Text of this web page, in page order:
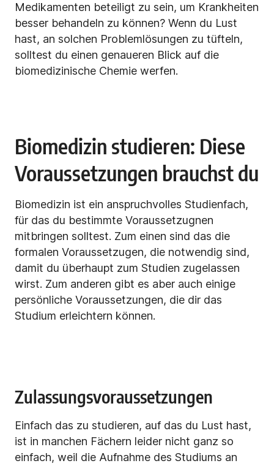
Medikamenten beteiligt zu sein, um Krankheiten
besser behandeln zu können? Wenn du Lust
hast, an solchen Problemlösungen zu tüfteln,
solltest du einen genaueren Blick auf die
biomedizinische Chemie werfen.
Biomedizin studieren: Diese
Voraussetzungen brauchst du
Biomedizin ist ein anspruchvolles Studienfach,
für das du bestimmte Voraussetzugnen
mitbringen solltest. Zum einen sind das die
formalen Voraussetzugen, die notwendig sind,
damit du überhaupt zum Studien zugelassen
wirst. Zum anderen gibt es aber auch einige
persönliche Voraussetzungen, die dir das
Studium erleichtern können.
Zulassungsvoraussetzungen
Einfach das zu studieren, auf das du Lust hast,
ist in manchen Fächern leider nicht ganz so
einfach, weil die Aufnahme des Studiums an